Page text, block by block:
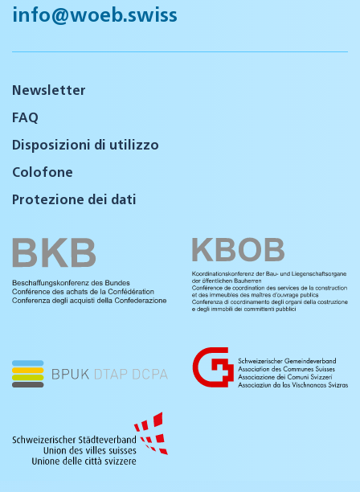
info@woeb.swiss
Newsletter
FAQ
Disposizioni di utilizzo
Colofone
Protezione dei dati